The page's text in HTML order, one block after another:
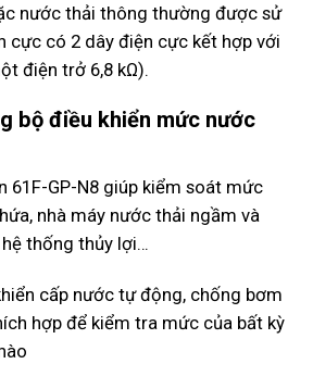
nước thải thông thường được sử
cực có 2 dây điện cực kết hợp với
điện trở 6,8 kΩ).
bộ điều khiển mức nước
61F-GP-N8 giúp kiểm soát mức
nhà máy nước thải ngầm và
thống thủy lợi…
cấp nước tự động, chống bơm
hợp để kiểm tra mức của bất kỳ